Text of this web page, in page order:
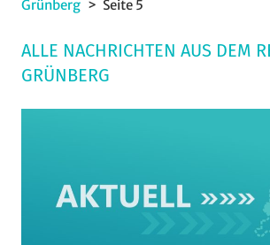
Grünberg
Seite 5
ALLE NACHRICHTEN AUS DEM
GRÜNBERG